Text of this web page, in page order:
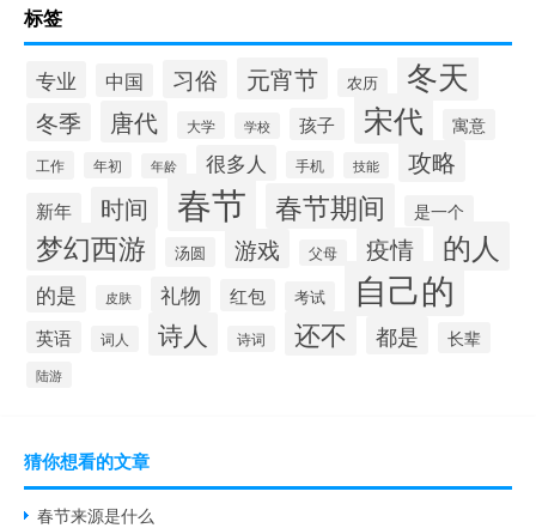
标签
专业 中国 习俗 元宵节 农历 冬天
冬季 唐代 大学 学校 孩子 宋代 寓意
工作 年初 年龄 很多人 手机 技能 攻略
新年 时间 春节 春节期间 是一个
梦幻西游 汤圆 游戏 父母 疫情 的人
的是 皮肤 礼物 红包 考试 自己的
英语 词人 诗人 诗词 还不 都是 长辈
陆游
猜你想看的文章
春节来源是什么